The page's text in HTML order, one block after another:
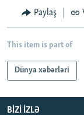
Paylaş
This item is part of
Dünya xəbərləri
BIZI IZLƏ